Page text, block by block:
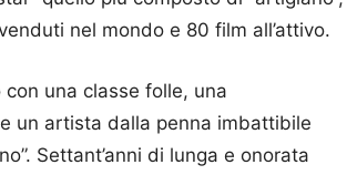
nel mondo e 80 film all’attivo.
con una classe folle, una
un artista dalla penna imbattibile
Settant’anni di lunga e onorata